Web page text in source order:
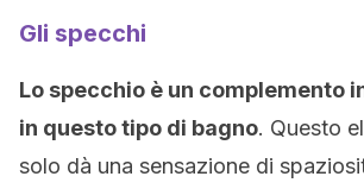
Gli specchi
Lo specchio è un complemento
in questo tipo di bagno. Questo
solo dà una sensazione di